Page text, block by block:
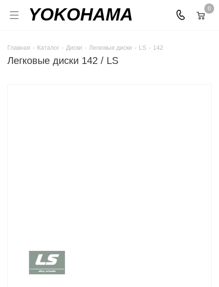
YOKOHAMA 0
Главная - Каталог - Диски - Легковые диски - LS - 142
Легковые диски 142 / LS